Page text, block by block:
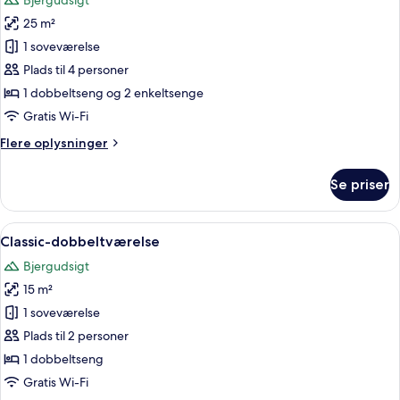
billeder
af
Chambre
Familiale
25 m²
1 soveværelse
Plads til 4 personer
1 dobbeltseng og 2 enkeltsenge
Gratis Wi-Fi
Flere oplysninger
Flere
Familiale
Se priser
Indlæs
alle
billeder
af
Classic-
dobbeltværelse
Et soveværelse med seng, stol,
3
Classic-dobbeltværelse
Bjergudsigt
15 m²
1 soveværelse
Plads til 2 personer
1 dobbeltseng
Gratis Wi-Fi